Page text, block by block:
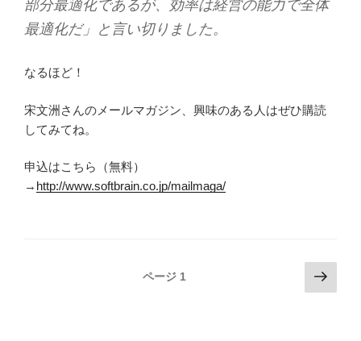
部分最適化であるが、効率は経営の能力で全体
最適化だ」と言い切りました。
なるほど！
宋文洲さんのメールマガジン、興味のある人はぜひ購読
してみてね。
申込はこちら（無料）
→ http://www.softbrain.co.jp/mailmaga/
ページ 1
次
の